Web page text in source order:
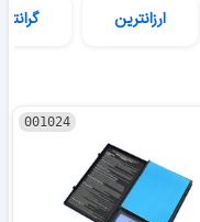
ارزانترین
001024